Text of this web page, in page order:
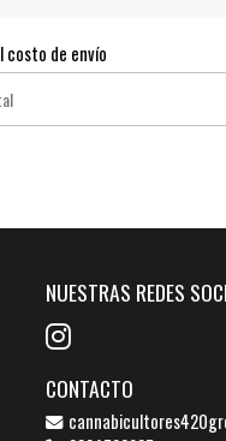
costo de envío
NUESTRAS REDES
CONTACTO